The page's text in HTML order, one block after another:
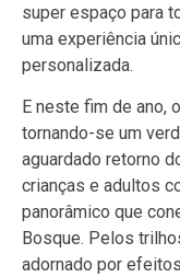
super espaço para
uma experiência
personalizada.
E neste fim de ano,
tornando-se um
aguardado retorno
crianças e adultos
panorâmico que
Bosque. Pelos
adornado por